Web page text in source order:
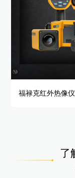
福禄克红外热像
了